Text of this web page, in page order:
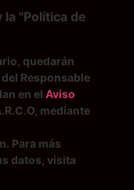
la "Política de
quedarán
Responsable
en el Aviso
mediante
Para más
datos, visita